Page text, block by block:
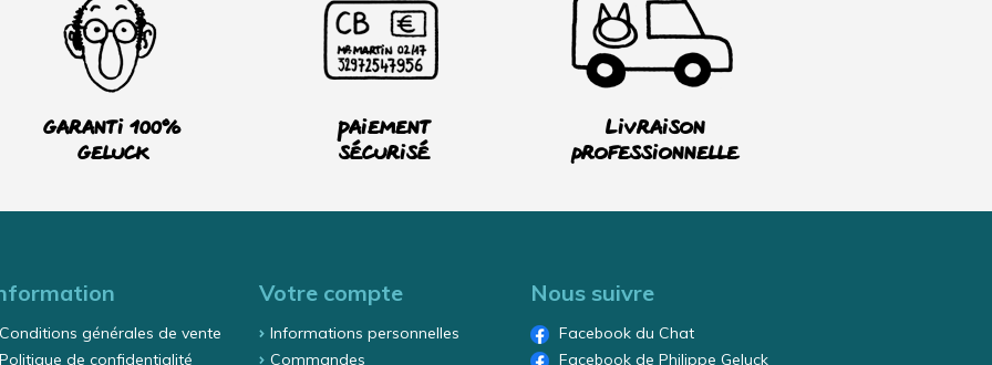
Garanti 100%
Geluck
Paiement
sécurisé
Livraison
professionnelle
Conditions générales de vente
Politique de confidentialité
Votre compte
Informations personnelles
Commandes
Nous suivre
Facebook du Chat
Facebook de Philippe Geluck